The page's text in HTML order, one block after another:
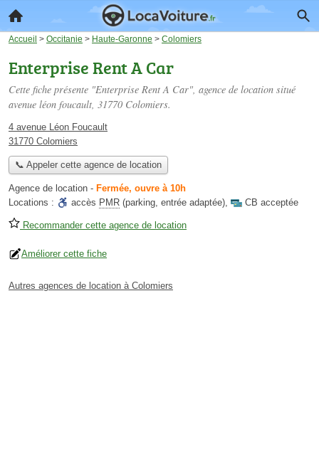
Accueil > Occitanie > Haute-Garonne > Colomiers
Enterprise Rent A Car
Cette fiche présente "Enterprise Rent A Car", agence de location situé
avenue léon foucault, 31770 Colomiers.
4 avenue Léon Foucault
31770 Colomiers
📞 Appeler cette agence de location
Agence de location - Fermée, ouvre à 10h
Locations :
accès PMR (parking, entrée adaptée), CB acceptée
Recommander cette agence de location
Améliorer cette fiche
Autres agences de location à Colomiers